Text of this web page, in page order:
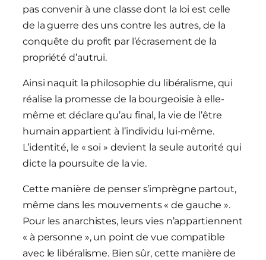
pas convenir à une classe dont la loi est celle
de la guerre des uns contre les autres, de la
conquête du profit par l’écrasement de la
propriété d’autrui.
Ainsi naquit la philosophie du libéralisme, qui
réalise la promesse de la bourgeoisie à elle-
même et déclare qu’au final, la vie de l’être
humain appartient à l’individu lui-même.
L’identité, le « soi » devient la seule autorité qui
dicte la poursuite de la vie.
Cette manière de penser s’imprègne partout,
même dans les mouvements « de gauche ».
Pour les anarchistes, leurs vies n’appartiennent
« à personne », un point de vue compatible
avec le libéralisme. Bien sûr, cette manière de